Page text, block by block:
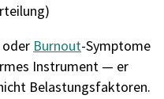
oder Burnout-Symptome
Instrument — er
Belastungsfaktoren.